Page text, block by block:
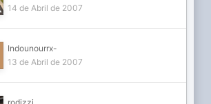
14 de Abril de 2007
Indounourrx-
13 de Abril de 2007
rodizzi